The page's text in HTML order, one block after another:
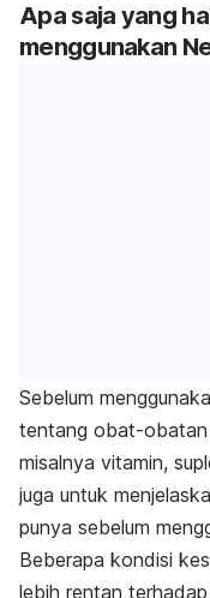
Apa saja yang
menggunakan
Sebelum
tentang obat-obatan
misalnya vitamin,
juga untuk
punya sebelum
Beberapa kondisi
lebih rentan